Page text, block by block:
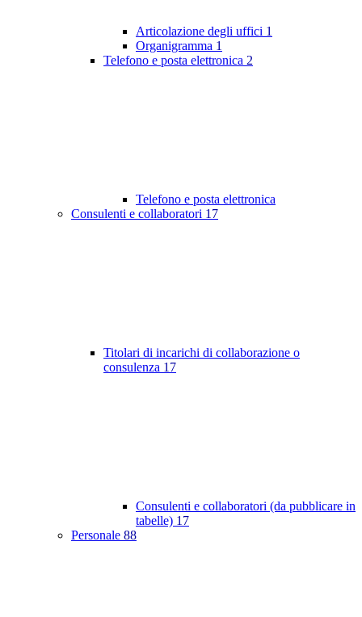
Articolazione degli uffici 1
Organigramma 1
Telefono e posta elettronica 2
Telefono e posta elettronica
Consulenti e collaboratori 17
Titolari di incarichi di collaborazione o
consulenza 17
Consulenti e collaboratori (da pubblicare in
tabelle) 17
Personale 88